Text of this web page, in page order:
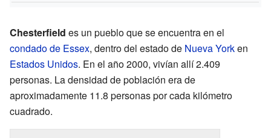
Chesterfield es un pueblo que se encuentra en el
condado de Essex, dentro del estado de Nueva Yorken
Estados Unidos. En el año 2000, vivían allí 2.409
personas. La densidad de población era de
aproximadamente 11.8 personas por cada kilómetro
cuadrado.